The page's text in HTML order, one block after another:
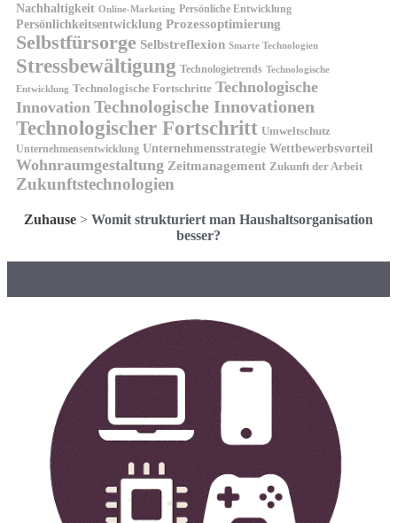
Nachhaltigkeit Online-Marketing Persönliche Entwicklung
Persönlichkeitsentwicklung Prozessoptimierung
Selbstfürsorge Selbstreflexion Smarte Technologien
Stressbewältigung Technologietrends Technologische
Entwicklung Technologische Fortschritte Technologische
Innovation Technologische Innovationen
Technologischer Fortschritt Umweltschutz
Unternehmensentwicklung Unternehmensstrategie Wettbewerbsvorteil
Wohnraumgestaltung Zeitmanagement Zukunft der Arbeit
Zukunftstechnologien
Zuhause > Womit strukturiert man Haushaltsorganisation
besser?